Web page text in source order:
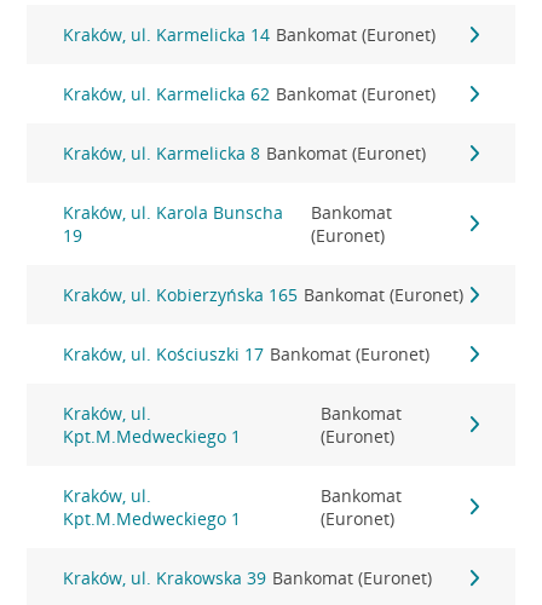
Kraków, ul. Karmelicka 14 Bankomat (Euronet)
Kraków, ul. Karmelicka 62 Bankomat (Euronet)
Kraków, ul. Karmelicka 8 Bankomat (Euronet)
Kraków, ul. Karola Bunscha
19
Bankomat
(Euronet)
Kraków, ul. Kobierzyńska 165 Bankomat (Euronet)
Kraków, ul. Kościuszki 17 Bankomat (Euronet)
Kraków, ul.
Kpt.M.Medweckiego 1
Bankomat
(Euronet)
Kraków, ul.
Kpt.M.Medweckiego 1
Bankomat
(Euronet)
Kraków, ul. Krakowska 39 Bankomat (Euronet)